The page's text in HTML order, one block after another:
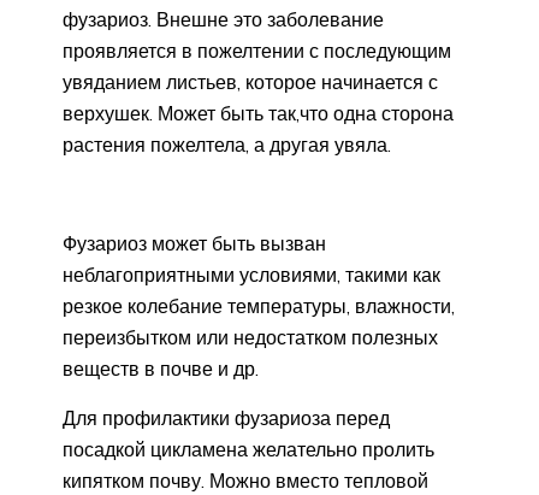
фузариоз. Внешне это заболевание
проявляется в пожелтении с последующим
увяданием листьев, которое начинается с
верхушек. Может быть так,что одна сторона
растения пожелтела, а другая увяла.
Фузариоз может быть вызван
неблагоприятными условиями, такими как
резкое колебание температуры, влажности,
переизбытком или недостатком полезных
веществ в почве и др.
Для профилактики фузариоза перед
посадкой цикламена желательно пролить
кипятком почву. Можно вместо тепловой